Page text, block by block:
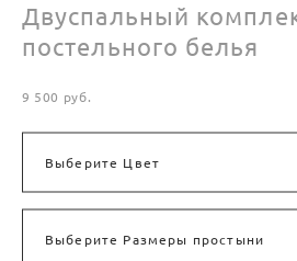
Двуспальный
постельного белья
9 500 pуб.
Выберите Цвет
Выберите Размеры простыни